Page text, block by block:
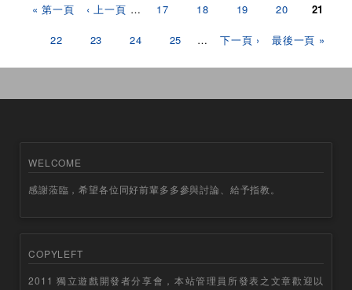
« 第一頁 ‹ 上一頁 … 17 18 19 20 21
22 23 24 25 … 下一頁 › 最後一頁 »
WELCOME
感謝蒞臨，希望各位同好前輩多多參與討論、給予指教。
COPYLEFT
2011 獨立遊戲開發者分享會，本站管理員所發表之文章歡迎以